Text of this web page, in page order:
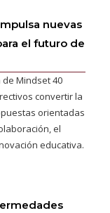
nuevas
el futuro de
Mindset 40
convertir la
orientadas
el
educativa.